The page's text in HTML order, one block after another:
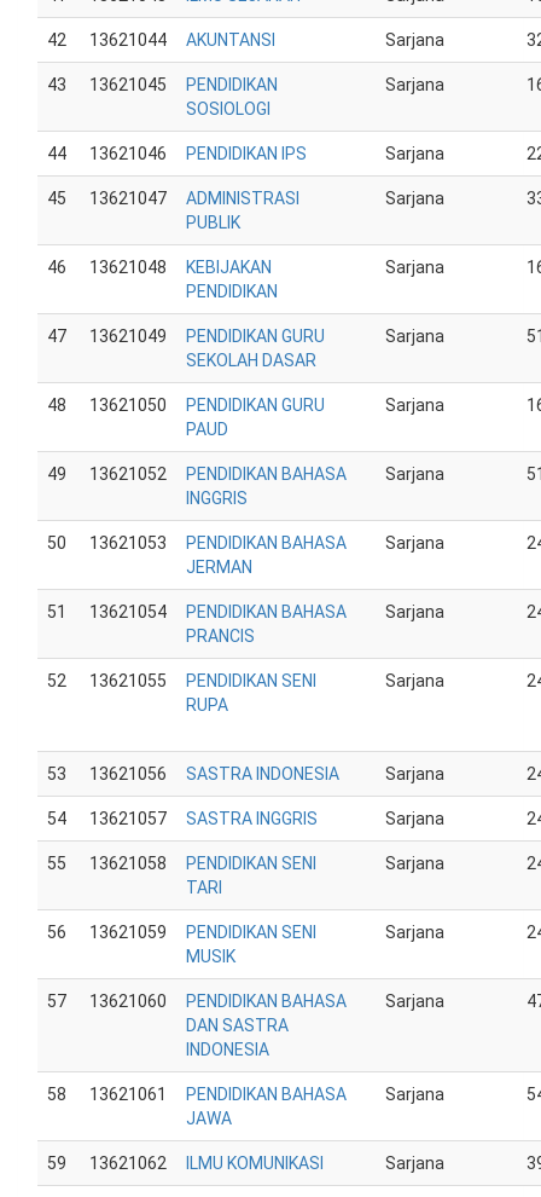
42 13621044 AKUNTANSI Sarjana
43 13621045
PENDIDIKAN
SOSIOLOGI
Sarjana
44 13621046 PENDIDIKAN IPS Sarjana
45 13621047
ADMINISTRASI
PUBLIK
Sarjana
46 13621048
KEBIJAKAN
PENDIDIKAN
Sarjana
47 13621049
PENDIDIKAN GURU
SEKOLAH DASAR
Sarjana
48 13621050
PENDIDIKAN GURU
PAUD
Sarjana
49 13621052
PENDIDIKAN BAHASA
INGGRIS
Sarjana
50 13621053
PENDIDIKAN BAHASA
JERMAN
Sarjana
51 13621054
PENDIDIKAN BAHASA
PRANCIS
Sarjana
52 13621055
PENDIDIKAN SENI
RUPA
Sarjana
53 13621056 SASTRA INDONESIA Sarjana
54 13621057 SASTRA INGGRIS Sarjana
55 13621058
PENDIDIKAN SENI
TARI
Sarjana
56 13621059
PENDIDIKAN SENI
MUSIK
Sarjana
57 13621060
PENDIDIKAN BAHASA
DAN SASTRA
INDONESIA
Sarjana
58 13621061
PENDIDIKAN BAHASA
JAWA
Sarjana
59 13621062 ILMU KOMUNIKASI Sarjana